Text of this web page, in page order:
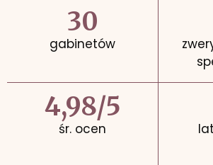
30
gabinetów
4,98/5
śr. ocen